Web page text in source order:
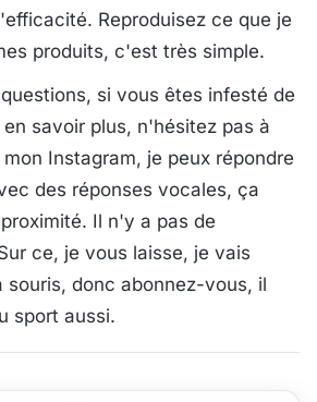
Reproduisez ce que je
produits, c'est très simple.
si vous êtes infesté de
savoir plus, n'hésitez pas à
Instagram, je peux répondre
des réponses vocales, ça
Il n'y a pas de
ce, je vous laisse, je vais
souris, donc abonnez-vous, il
sport aussi.